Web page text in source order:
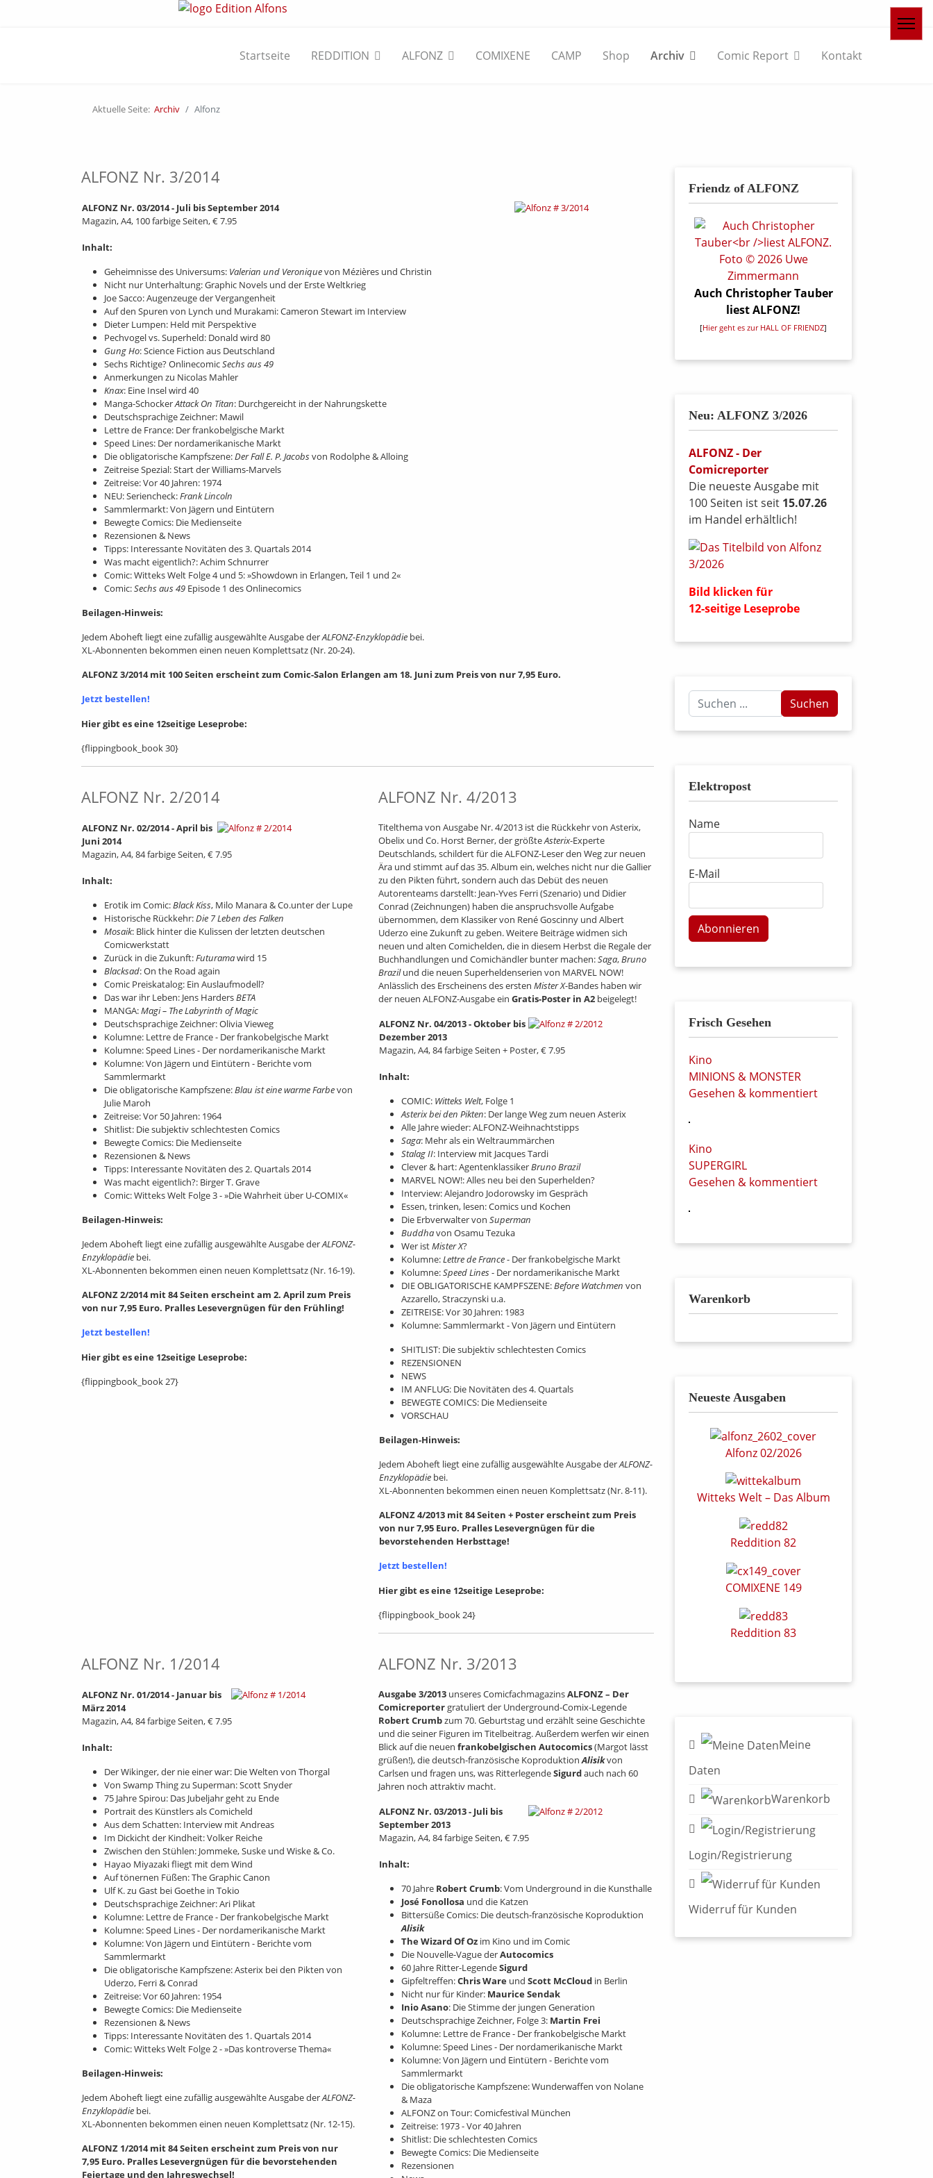
Startseite REDDITION ALFONZ COMIXENE CAMP Shop Archiv Comic Report Kontakt
Aktuelle Seite: Archiv Alfonz
ALFONZ Nr. 3/2014
ALFONZ Nr. 03/2014 - Juli bis September 2014
Magazin, A4, 100 farbige Seiten, € 7.95
Inhalt:
Geheimnisse des Universums: Valerian und Veroniquevon Mézières und Christin
Nicht nur Unterhaltung: Graphic Novels und der Erste Weltkrieg
Joe Sacco: Augenzeuge der Vergangenheit
Auf den Spuren von Lynch und Murakami: Cameron Stewart im Interview
Dieter Lumpen: Held mit Perspektive
Pechvogel vs. Superheld: Donald wird 80
Gung Ho: Science Fiction aus Deutschland
Sechs Richtige? OnlinecomicSechs aus 49
Anmerkungen zu Nicolas Mahler
Knax: Eine Insel wird 40
Manga-SchockerAttack On Titan: Durchgereicht in der Nahrungskette
Deutschsprachige Zeichner: Mawil
Lettre de France: Der frankobelgische Markt
Speed Lines: Der nordamerikanische Markt
Die obligatorische Kampfszene:Der Fall E. P. Jacobsvon Rodolphe & Alloing
Zeitreise Spezial: Start der Williams-Marvels
Zeitreise: Vor 40 Jahren: 1974
NEU: Seriencheck:Frank Lincoln
Sammlermarkt: Von Jägern und Eintütern
Bewegte Comics: Die Medienseite
Rezensionen & News
Tipps: Interessante Novitäten des 3. Quartals 2014
Was macht eigentlich?: Achim Schnurrer
Comic: Witteks Welt Folge 4 und 5: »Showdown in Erlangen, Teil 1 und 2«
Comic:Sechs aus 49 Episode 1 des Onlinecomics
Beilagen-Hinweis:
Jedem Aboheft liegt eine zufällig ausgewählte Ausgabe derALFONZ-Enzyklopädie bei.
XL-Abonnenten bekommen einen neuen Komplettsatz (Nr. 20-24).
ALFONZ 3/2014 mit 100 Seiten erscheint zum Comic-Salon Erlangen am 18. Juni zum Preis von nur 7,95 Euro.
Jetzt bestellen!
Hier gibt es eine 12seitige Leseprobe:
{flippingbook_book 30}
ALFONZ Nr. 2/2014
ALFONZ Nr. 02/2014 - April bis
Juni 2014
Magazin, A4, 84 farbige Seiten, € 7.95
Inhalt:
Erotik im Comic:Black Kiss, Milo Manara & Co.unter der Lupe
Historische Rückkehr:Die 7 Leben des Falken
Mosaik: Blick hinter die Kulissen der letzten deutschen
Comicwerkstatt
Zurück in die Zukunft:Futuramawird 15
Blacksad: On the Road again
Comic Preiskatalog: Ein Auslaufmodell?
Das war ihr Leben: Jens HardersBETA
MANGA:Magi – The Labyrinth of Magic
Deutschsprachige Zeichner: Olivia Vieweg
Kolumne: Lettre de France - Der frankobelgische Markt
Kolumne: Speed Lines - Der nordamerikanische Markt
Kolumne: Von Jägern und Eintütern - Berichte vom
Sammlermarkt
Die obligatorische Kampfszene:Blau ist eine warme Farbevon
Julie Maroh
Zeitreise: Vor 50 Jahren: 1964
Shitlist: Die subjektiv schlechtesten Comics
Bewegte Comics: Die Medienseite
Rezensionen & News
Tipps: Interessante Novitäten des 2. Quartals 2014
Was macht eigentlich?: Birger T. Grave
Comic: Witteks Welt Folge 3 - »Die Wahrheit über U-COMIX«
Beilagen-Hinweis:
Jedem Aboheft liegt eine zufällig ausgewählte Ausgabe derALFONZ-
Enzyklopädie bei.
XL-Abonnenten bekommen einen neuen Komplettsatz (Nr. 16-19).
ALFONZ 2/2014 mit 84 Seiten erscheint am 2. April zum Preis
von nur 7,95 Euro. Pralles Lesevergnügen für den Frühling!
Jetzt bestellen!
Hier gibt es eine 12seitige Leseprobe:
{flippingbook_book 27}
ALFONZ Nr. 4/2013
Titelthema von Ausgabe Nr. 4/2013 ist die Rückkehr von Asterix,
Obelix und Co. Horst Berner, der größteAsterix-Experte
Deutschlands, schildert für die ALFONZ-Leser den Weg zur neuen
Ära und stimmt auf das 35. Album ein, welches nicht nur die Gallier
zu den Pikten führt, sondern auch das Debüt des neuen
Autorenteams darstellt: Jean-Yves Ferri (Szenario) und Didier
Conrad (Zeichnungen) haben die anspruchsvolle Aufgabe
übernommen, dem Klassiker von René Goscinny und Albert
Uderzo eine Zukunft zu geben. Weitere Beiträge widmen sich
neuen und alten Comichelden, die in diesem Herbst die Regale der
Buchhandlungen und Comichändler bunter machen:Saga,Bruno
Brazilund die neuen Superheldenserien von MARVEL NOW!
Anlässlich des Erscheinens des ersten Mister X-Bandes haben wir
der neuen ALFONZ-Ausgabe ein Gratis-Poster in A2 beigelegt!
ALFONZ Nr. 04/2013 - Oktober bis
Dezember 2013
Magazin, A4, 84 farbige Seiten + Poster, € 7.95
Inhalt:
COMIC: Witteks Welt, Folge 1
Asterix bei den Pikten: Der lange Weg zum neuen Asterix
Alle Jahre wieder: ALFONZ-Weihnachtstipps
Saga: Mehr als ein Weltraummärchen
Stalag II: Interview mit Jacques Tardi
Clever & hart: AgentenklassikerBruno Brazil
MARVEL NOW!: Alles neu bei den Superhelden?
Interview: Alejandro Jodorowsky im Gespräch
Essen, trinken, lesen: Comics und Kochen
Die Erbverwalter von Superman
Buddhavon Osamu Tezuka
Wer istMister X?
Kolumne:Lettre de France- Der frankobelgische Markt
Kolumne:Speed Lines- Der nordamerikanische Markt
DIE OBLIGATORISCHE KAMPFSZENE:Before Watchmen von
Azzarello, Straczynski u.a.
ZEITREISE: Vor 30 Jahren: 1983
Kolumne: Sammlermarkt - Von Jägern und Eintütern
SHITLIST: Die subjektiv schlechtesten Comics
REZENSIONEN
NEWS
IM ANFLUG: Die Novitäten des 4. Quartals
BEWEGTE COMICS: Die Medienseite
VORSCHAU
Beilagen-Hinweis:
Jedem Aboheft liegt eine zufällig ausgewählte Ausgabe derALFONZ-
Enzyklopädiebei.
XL-Abonnenten bekommen einen neuen Komplettsatz (Nr. 8-11).
ALFONZ 4/2013 mit 84 Seiten + Poster erscheint zum Preis
von nur 7,95 Euro. Pralles Lesevergnügen für die
bevorstehenden Herbsttage!
Jetzt bestellen!
Hier gibt es eine 12seitige Leseprobe:
{flippingbook_book 24}
ALFONZ Nr. 1/2014
ALFONZ Nr. 01/2014 - Januar bis
März 2014
Magazin, A4, 84 farbige Seiten, € 7.95
Inhalt:
Der Wikinger, der nie einer war: Die Welten von Thorgal
Von Swamp Thing zu Superman: Scott Snyder
75 Jahre Spirou: Das Jubeljahr geht zu Ende
Portrait des Künstlers als Comicheld
Aus dem Schatten: Interview mit Andreas
Im Dickicht der Kindheit: Volker Reiche
Zwischen den Stühlen: Jommeke, Suske und Wiske & Co.
Hayao Miyazaki fliegt mit dem Wind
Auf tönernen Füßen: The Graphic Canon
Ulf K. zu Gast bei Goethe in Tokio
Deutschsprachige Zeichner: Ari Plikat
Kolumne: Lettre de France - Der frankobelgische Markt
Kolumne: Speed Lines - Der nordamerikanische Markt
Kolumne: Von Jägern und Eintütern - Berichte vom
Sammlermarkt
Die obligatorische Kampfszene: Asterix bei den Pikten von
Uderzo, Ferri & Conrad
Zeitreise: Vor 60 Jahren: 1954
Bewegte Comics: Die Medienseite
Rezensionen & News
Tipps: Interessante Novitäten des 1. Quartals 2014
Comic: Witteks Welt Folge 2 - »Das kontroverse Thema«
Beilagen-Hinweis:
Jedem Aboheft liegt eine zufällig ausgewählte Ausgabe derALFONZ-
Enzyklopädie bei.
XL-Abonnenten bekommen einen neuen Komplettsatz (Nr. 12-15).
ALFONZ 1/2014 mit 84 Seiten erscheint zum Preis von nur
7,95 Euro. Pralles Lesevergnügen für die bevorstehenden
Feiertage und den Jahreswechsel!
ALFONZ Nr. 3/2013
Ausgabe 3/2013unseres ComicfachmagazinsALFONZ – Der
Comicreportergratuliert der Underground-Comix-Legende
Robert Crumbzum 70. Geburtstag und erzählt seine Geschichte
und die seiner Figuren im Titelbeitrag. Außerdem werfen wir einen
Blick auf die neuen frankobelgischen Autocomics(Margot lässt
grüßen!), die deutsch-französische KoproduktionAlisikvon
Carlsen und fragen uns, was RitterlegendeSigurdauch nach 60
Jahren noch attraktiv macht.
ALFONZ Nr. 03/2013 - Juli bis
September 2013
Magazin, A4, 84 farbige Seiten, € 7.95
Inhalt:
70 Jahre Robert Crumb: Vom Underground in die Kunsthalle
José Fonollosa und die Katzen
Bittersüße Comics: Die deutsch-französische Koproduktion
Alisik
The Wizard Of Oz im Kino und im Comic
Die Nouvelle-Vague derAutocomics
60 Jahre Ritter-LegendeSigurd
Gipfeltreffen:Chris Ware und Scott McCloud in Berlin
Nicht nur für Kinder: Maurice Sendak
Inio Asano: Die Stimme der jungen Generation
Deutschsprachige Zeichner, Folge 3: Martin Frei
Kolumne: Lettre de France - Der frankobelgische Markt
Kolumne: Speed Lines - Der nordamerikanische Markt
Kolumne: Von Jägern und Eintütern - Berichte vom
Sammlermarkt
Die obligatorische Kampfszene: Wunderwaffen von Nolane
& Maza
ALFONZ on Tour: Comicfestival München
Zeitreise: 1973 - Vor 40 Jahren
Shitlist: Die schlechtesten Comics
Bewegte Comics: Die Medienseite
Rezensionen
Friendz of ALFONZ
Auch Christopher Tauber
liest ALFONZ!
[Hier geht es zur HALL OF FRIENDZ]
Neu: ALFONZ 3/2026
ALFONZ - Der
Comicreporter
Die neueste Ausgabe mit
100 Seiten ist seit 15.07.26
im Handel erhältlich!
Bild klicken für
12-seitige Leseprobe
Suchen
...
Suchen
Elektropost
Name
E-Mail
Abonnieren
Frisch Gesehen
Kino
MINIONS & MONSTER
Gesehen & kommentiert
Kino
SUPERGIRL
Gesehen & kommentiert
Warenkorb
Neueste Ausgaben
Alfonz 02/2026
Witteks Welt – Das Album
Reddition 82
COMIXENE 149
Reddition 83
Meine
Daten
Warenkorb
Login/Registrierung
Widerruf für Kunden